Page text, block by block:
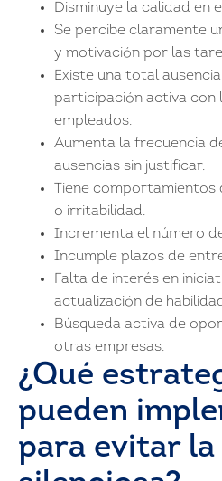
Disminuye la calidad en
Se percibe claramente
y motivación por las
Existe una total
participación activa con
empleados.
Aumenta la frecuencia
ausencias sin justificar.
Tiene
o irritabilidad.
Incrementa el número
Incumple plazos de
Falta de interés en
actualización de
Búsqueda activa de
otras empresas.
¿Qué
pueden
para evitar